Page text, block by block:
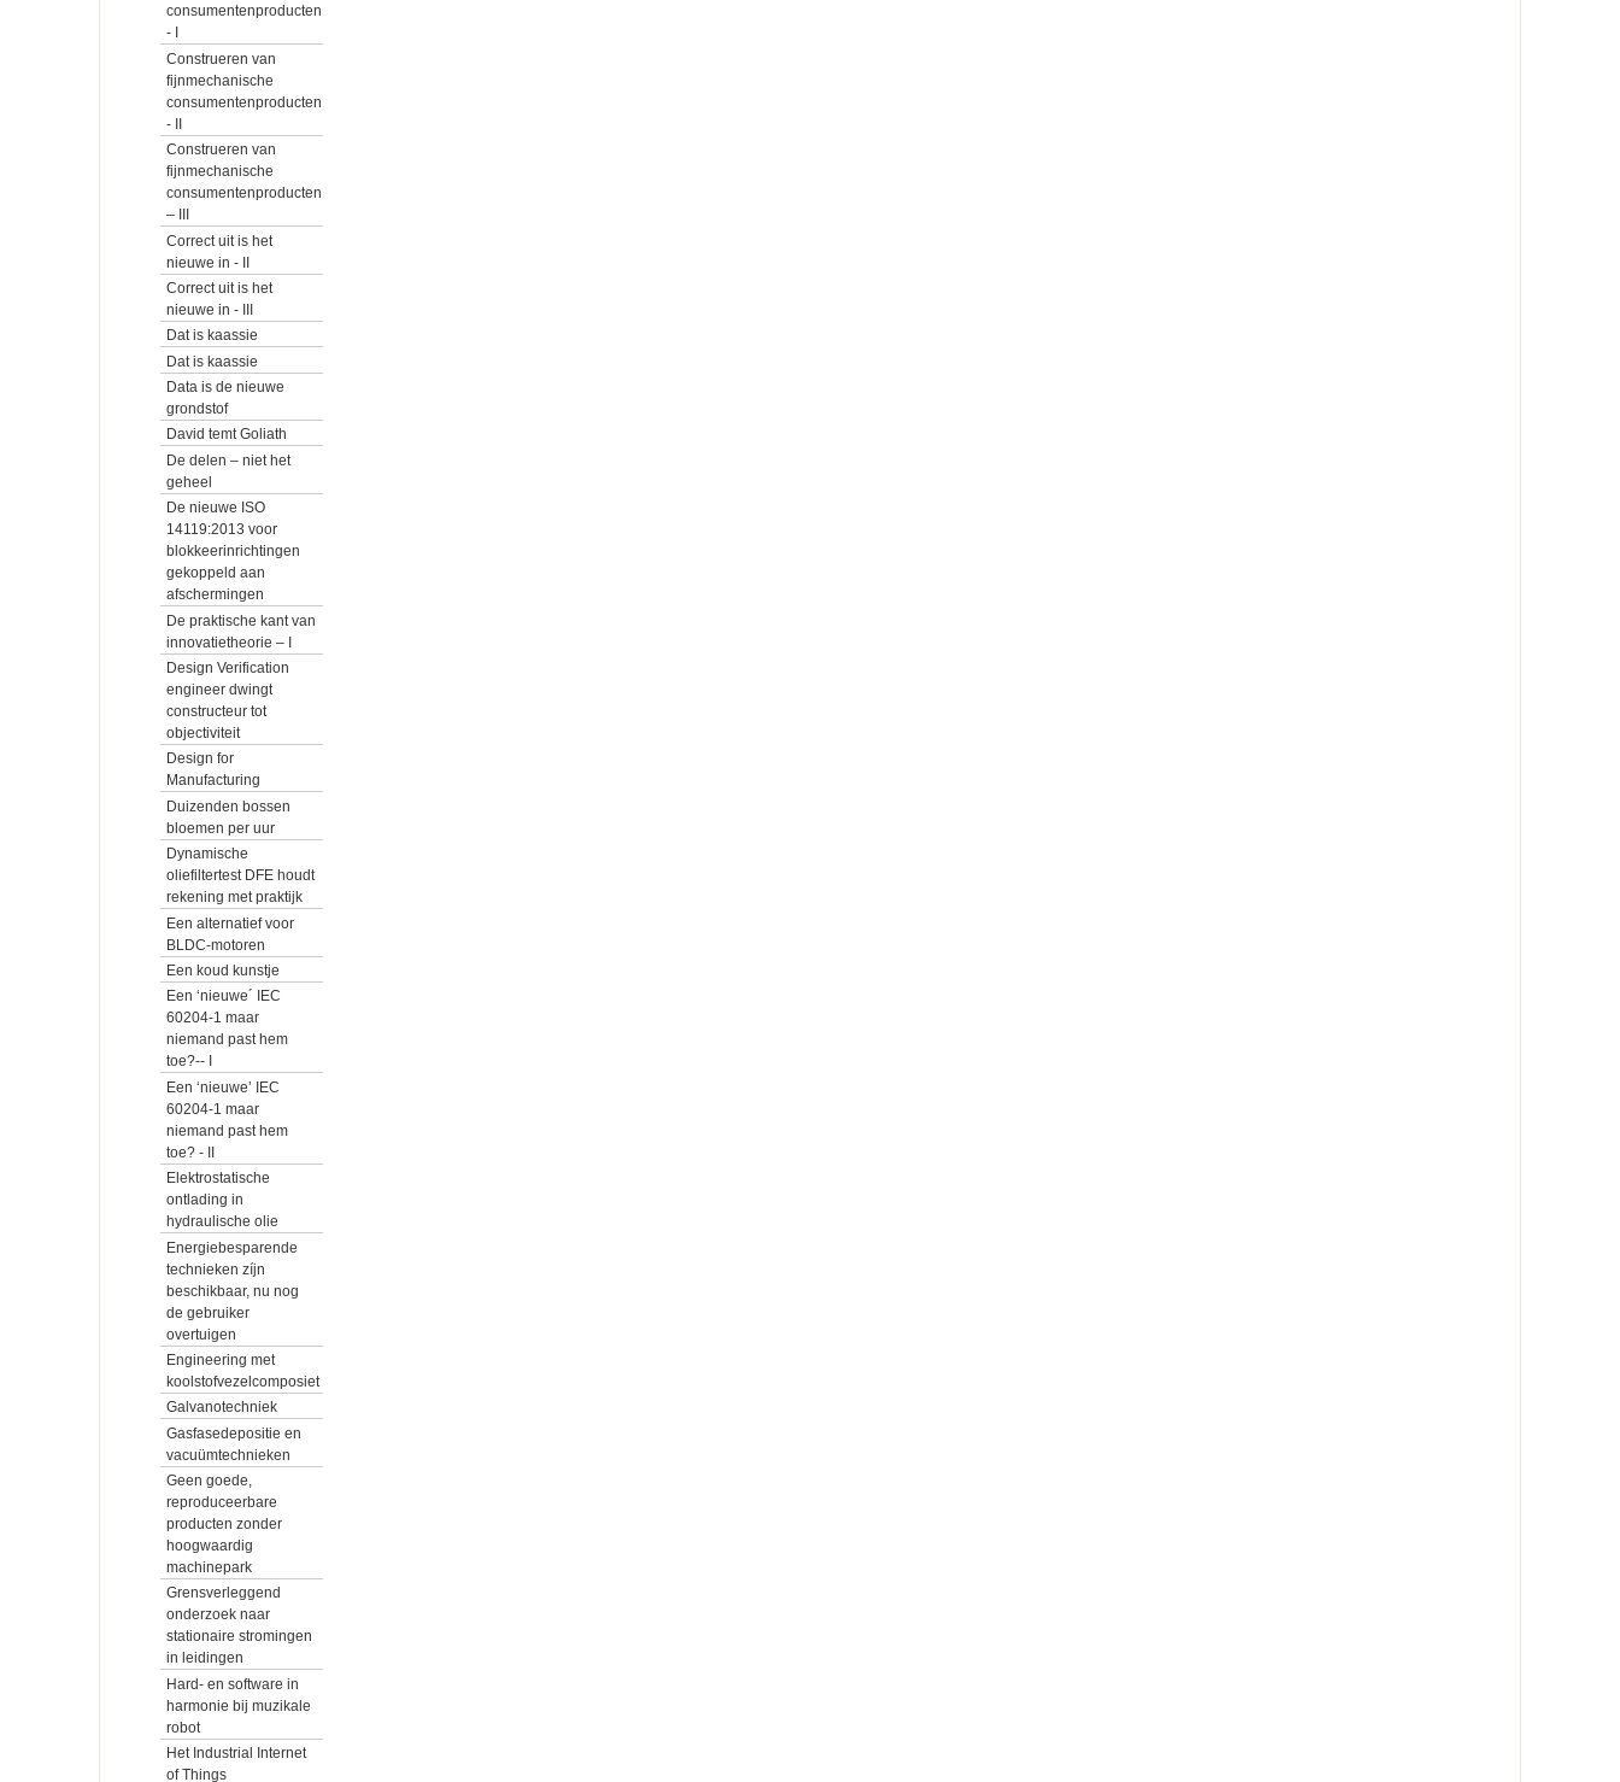
consumentenproducten
- I
Construeren van
fijnmechanische
consumentenproducten
- II
Construeren van
fijnmechanische
consumentenproducten
– III
Correct uit is het
nieuwe in - II
Correct uit is het
nieuwe in - III
Dat is kaassie
Dat is kaassie
Data is de nieuwe
grondstof
David temt Goliath
De delen – niet het
geheel
De nieuwe ISO
14119:2013 voor
blokkeerinrichtingen
gekoppeld aan
afschermingen
De praktische kant van
innovatietheorie – I
Design Verification
engineer dwingt
constructeur tot
objectiviteit
Design for
Manufacturing
Duizenden bossen
bloemen per uur
Dynamische
oliefiltertest DFE houdt
rekening met praktijk
Een alternatief voor
BLDC-motoren
Een koud kunstje
Een ‘nieuwe´ IEC
60204-1 maar
niemand past hem
toe?-- I
Een ‘nieuwe’ IEC
60204-1 maar
niemand past hem
toe? - II
Elektrostatische
ontlading in
hydraulische olie
Energiebesparende
technieken zíjn
beschikbaar, nu nog
de gebruiker
overtuigen
Engineering met
koolstofvezelcomposiet
Galvanotechniek
Gasfasedepositie en
vacuümtechnieken
Geen goede,
reproduceerbare
producten zonder
hoogwaardig
machinepark
Grensverleggend
onderzoek naar
stationaire stromingen
in leidingen
Hard- en software in
harmonie bij muzikale
robot
Het Industrial Internet
of Things